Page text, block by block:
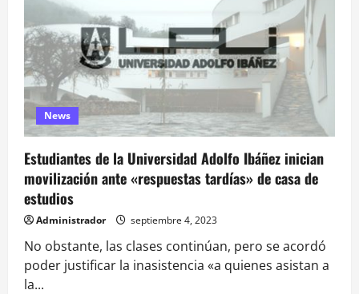
perú
y
se
mete
en
carrera
por
llegar
al
mundial
News
Estudiantes de la Universidad Adolfo Ibáñez inician
movilización ante «respuestas tardías» de casa de
estudios
Administrador septiembre 4, 2023
No obstante, las clases continúan, pero se acordó
poder justificar la inasistencia «a quienes asistan a
la...